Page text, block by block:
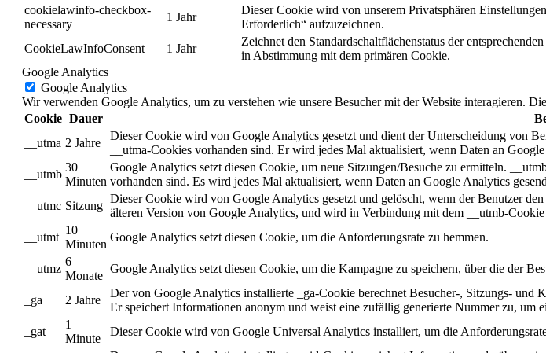
cookielawinfo-checkbox-
necessary
1 Jahr
Dieser Cookie wird von unserem Privatsphären
Erforderlich“ aufzuzeichnen.
CookieLawInfoConsent
1 Jahr
Zeichnet den Standardschaltflächenstatus der
in Abstimmung mit dem primären Cookie.
Google Analytics
Google Analytics
Wir verwenden Google Analytics, um zu verstehen wie unsere Besucher mit der Website interagieren.
Cookie Dauer
__utma 2 Jahre
Dieser Cookie wird von Google Analytics gesetzt und dient der Unterscheidung von
__utma-Cookies vorhanden sind. Er wird jedes Mal aktualisiert, wenn Daten an
__utmb
30
Minuten
Google Analytics setzt diesen Cookie, um neue Sitzungen/Besuche zu ermitteln.
vorhanden sind. Es wird jedes Mal aktualisiert, wenn Daten an Google Analytics
__utmc Sitzung
Dieser Cookie wird von Google Analytics gesetzt und gelöscht, wenn der Benutzer
älteren Version von Google Analytics, und wird in Verbindung mit dem __utmb-
__utmt
10
Minuten
Google Analytics setzt diesen Cookie, um die Anforderungsrate zu hemmen.
__utmz
6
Monate
Google Analytics setzt diesen Cookie, um die Kampagne zu speichern, über die der
_ga 2 Jahre
Der von Google Analytics installierte _ga-Cookie berechnet Besucher-, Sitzungs- und
Er speichert Informationen anonym und weist eine zufällig generierte Nummer zu, um
_gat
1
Minute
Dieser Cookie wird von Google Universal Analytics installiert, um die